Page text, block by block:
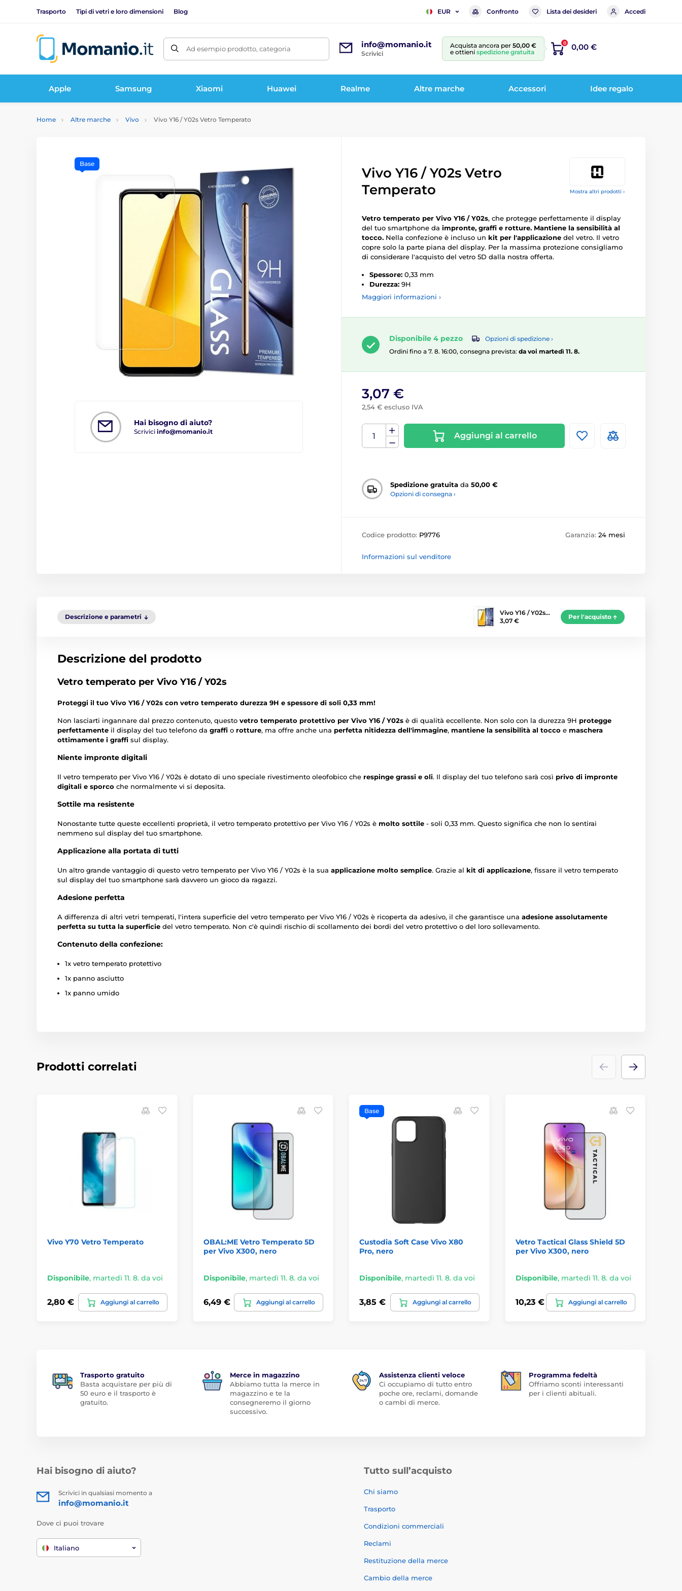
Trasporto Tipi di vetri e loro dimensioni Blog EUR Confronto Lista dei desideri Accedi
Ad esempio prodotto, categoria info@momanio.it
Scrivici
Acquista ancora per 50,00 €
e ottieni spedizione gratuita
0 0,00 €
Apple Samsung Xiaomi Huawei Realme Altre marche Accessori Idee regalo
Home Altre marche Vivo Vivo Y16 / Y02s Vetro Temperato
Mostra altri prodotti ›
Hai bisogno di aiuto?
Scrivici info@momanio.it
Base
Vivo Y16 / Y02s Vetro
Temperato
Vetro temperato per Vivo Y16 / Y02s, che protegge perfettamente il display
del tuo smartphone da impronte, graffi e rotture. Mantiene la sensibilità al
tocco. Nella confezione è incluso un kit per l'applicazione del vetro. Il vetro
copre solo la parte piana del display. Per la massima protezione consigliamo
di considerare l'acquisto del vetro 5D dalla nostra offerta.
Spessore: 0,33 mm
Durezza: 9H
Maggiori informazioni ›
Disponibile 4 pezzo
Opzioni di spedizione ›
Ordini fino a 7. 8. 16:00, consegna prevista: da voi martedì 11. 8.
3,07 €
2,54 € escluso IVA
Aggiungi al carrello
Spedizione gratuita da 50,00 €
Opzioni di consegna ›
Codice prodotto: P9776 Garanzia: 24 mesi
Informazioni sul venditore
Descrizione e parametri
Vivo Y16 / Y02s…
3,07 €
Per l'acquisto
Descrizione del prodotto
Vetro temperato per Vivo Y16 / Y02s
Proteggi il tuo Vivo Y16 / Y02s con vetro temperato durezza 9H e spessore di soli 0,33 mm!
Non lasciarti ingannare dal prezzo contenuto, questo vetro temperato protettivo per Vivo Y16 / Y02s è di qualità eccellente. Non solo con la durezza 9H protegge
perfettamente il display del tuo telefono da graffi o rotture, ma offre anche una perfetta nitidezza dell'immagine, mantiene la sensibilità al tocco e maschera
ottimamente i graffi sul display.
Niente impronte digitali
Il vetro temperato per Vivo Y16 / Y02s è dotato di uno speciale rivestimento oleofobico che respinge grassi e oli. Il display del tuo telefono sarà così privo di impronte
digitali e sporco che normalmente vi si deposita.
Sottile ma resistente
Nonostante tutte queste eccellenti proprietà, il vetro temperato protettivo per Vivo Y16 / Y02s è molto sottile - soli 0,33 mm. Questo significa che non lo sentirai
nemmeno sul display del tuo smartphone.
Applicazione alla portata di tutti
Un altro grande vantaggio di questo vetro temperato per Vivo Y16 / Y02s è la sua applicazione molto semplice. Grazie al kit di applicazione, fissare il vetro temperato
sul display del tuo smartphone sarà davvero un gioco da ragazzi.
Adesione perfetta
A differenza di altri vetri temperati, l'intera superficie del vetro temperato per Vivo Y16 / Y02s è ricoperta da adesivo, il che garantisce una adesione assolutamente
perfetta su tutta la superficie del vetro temperato. Non c'è quindi rischio di scollamento dei bordi del vetro protettivo o del loro sollevamento.
Contenuto della confezione:
1x vetro temperato protettivo
1x panno asciutto
1x panno umido
Prodotti correlati
Vivo Y70 Vetro Temperato
Disponibile, martedì 11. 8. da voi
2,80 € Aggiungi al carrello
OBAL:ME Vetro Temperato 5D
per Vivo X300, nero
Disponibile, martedì 11. 8. da voi
6,49 € Aggiungi al carrello
Base
Custodia Soft Case Vivo X80
Pro, nero
Disponibile, martedì 11. 8. da voi
3,85 € Aggiungi al carrello
Vetro Tactical Glass Shield 5D
per Vivo X300, nero
Disponibile, martedì 11. 8. da voi
10,23 € Aggiungi al carrello
Trasporto gratuito
Basta acquistare per più di
50 euro e il trasporto è
gratuito.
Merce in magazzino
Abbiamo tutta la merce in
magazzino e te la
consegneremo il giorno
successivo.
Assistenza clienti veloce
Ci occupiamo di tutto entro
poche ore, reclami, domande
o cambi di merce.
Programma fedeltà
Offriamo sconti interessanti
per i clienti abituali.
Hai bisogno di aiuto?
Scrivici in qualsiasi momento a
info@momanio.it
Dove ci puoi trovare
Italiano
Tutto sull’acquisto
Chi siamo
Trasporto
Condizioni commerciali
Reclami
Restituzione della merce
Cambio della merce